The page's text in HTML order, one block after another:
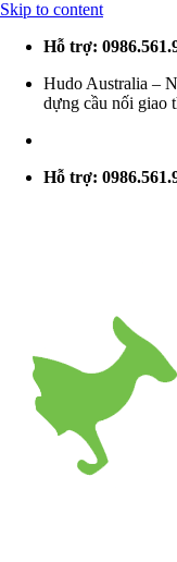
Skip to content
Hỗ trợ:
Hudo Australia –
dựng cầu nối giao
Hỗ trợ: